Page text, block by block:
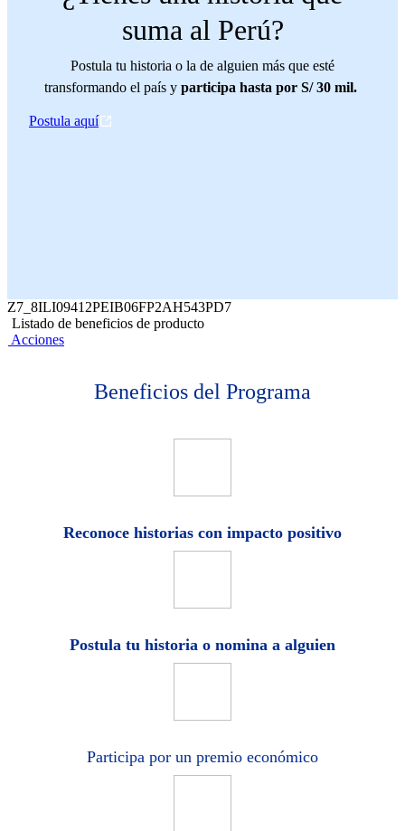
suma al Perú?
Postula tu historia o la de alguien más que esté
transformando el país y participa hasta por S/ 30 mil.
Postula aquí
Z7_8ILI09412PEIB06FP2AH543PD7
Listado de beneficios de producto
Acciones
Beneficios del Programa
Reconoce historias con impacto positivo
Postula tu historia o nomina a alguien
Participa por un premio económico